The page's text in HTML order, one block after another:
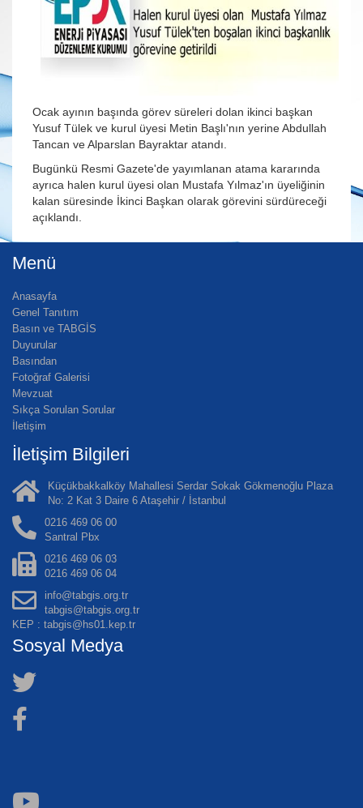
Ocak ayının başında görev süreleri dolan ikinci başkan
Yusuf Tülek ve kurul üyesi Metin Başlı'nın yerine Abdullah
Tancan ve Alparslan Bayraktar atandı.
Bugünkü Resmi Gazete'de yayımlanan atama kararında
ayrıca halen kurul üyesi olan Mustafa Yılmaz'ın üyeliğinin
kalan süresinde İkinci Başkan olarak görevini sürdüreceği
açıklandı.
Menü
Anasayfa
Genel Tanıtım
Basın ve TABGİS
Duyurular
Basından
Fotoğraf Galerisi
Mevzuat
Sıkça Sorulan Sorular
İletişim
İletişim Bilgileri
Küçükbakkalköy Mahallesi Serdar Sokak Gökmenoğlu Plaza
No: 2 Kat 3 Daire 6 Ataşehir / İstanbul
0216 469 06 00
Santral Pbx
0216 469 06 03
0216 469 06 04
info@tabgis.org.tr
tabgis@tabgis.org.tr
KEP : tabgis@hs01.kep.tr
Sosyal Medya